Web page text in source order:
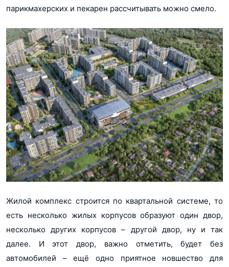
парикмахерских и пекарен рассчитывать можно смело.
Жилой комплекс строится по квартальной системе, то
есть несколько жилых корпусов образуют один двор,
несколько других корпусов – другой двор, ну и так
далее. И этот двор, важно отметить, будет без
автомобилей – ещё одно приятное новшество для